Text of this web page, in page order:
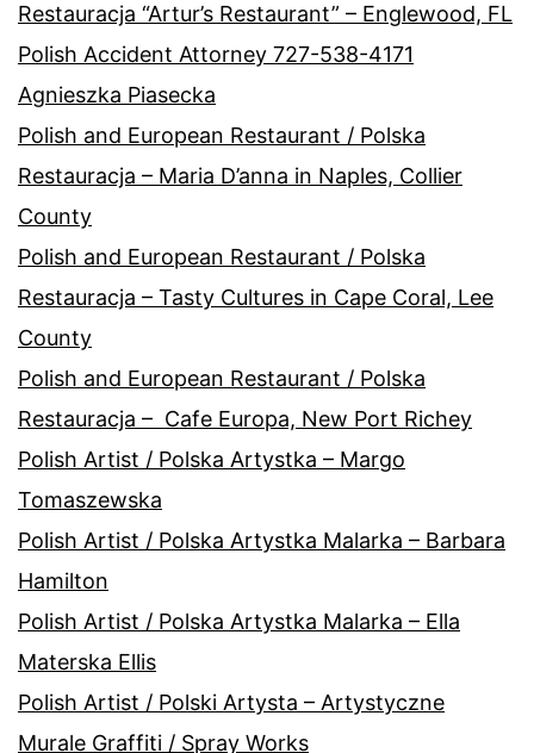
Restauracja “Artur’s Restaurant” – Englewood, FL
Polish Accident Attorney 727-538-4171
Agnieszka Piasecka
Polish and European Restaurant / Polska
Restauracja – Maria D’anna in Naples, Collier
County
Polish and European Restaurant / Polska
Restauracja – Tasty Cultures in Cape Coral, Lee
County
Polish and European Restaurant / Polska
Restauracja – Cafe Europa, New Port Richey
Polish Artist / Polska Artystka – Margo
Tomaszewska
Polish Artist / Polska Artystka Malarka – Barbara
Hamilton
Polish Artist / Polska Artystka Malarka – Ella
Materska Ellis
Polish Artist / Polski Artysta – Artystyczne
Murale Graffiti / Spray Works